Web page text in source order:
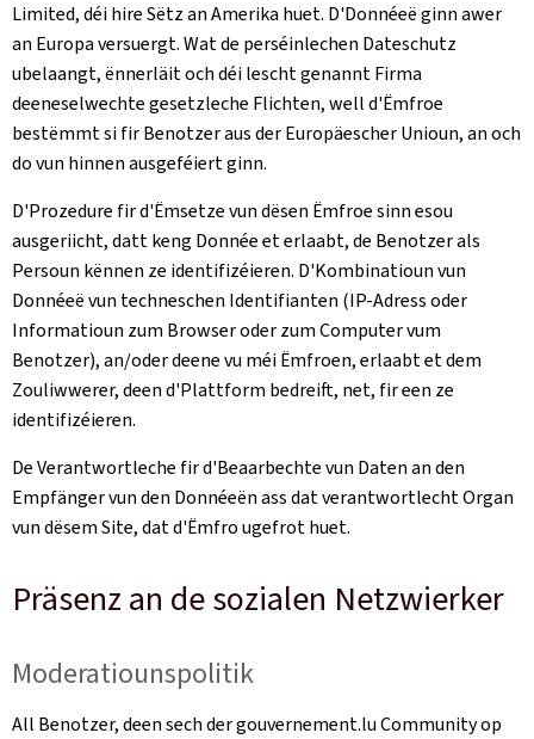
Limited, déi hire Sëtz an Amerika huet. D'Donnéeë ginn awer
an Europa versuergt. Wat de perséinlechen Dateschutz
ubelaangt, ënnerläit och déi lescht genannt Firma
deeneselwechte gesetzleche Flichten, well d'Ëmfroe
bestëmmt si fir Benotzer aus der Europäescher Unioun, an och
do vun hinnen ausgeféiert ginn.
D'Prozedure fir d'Ëmsetze vun dësen Ëmfroe sinn esou
ausgeriicht, datt keng Donnée et erlaabt, de Benotzer als
Persoun kënnen ze identifizéieren. D'Kombinatioun vun
Donnéeë vun techneschen Identifianten (IP-Adress oder
Informatioun zum Browser oder zum Computer vum
Benotzer), an/oder deene vu méi Ëmfroen, erlaabt et dem
Zouliwwerer, deen d'Plattform bedreift, net, fir een ze
identifizéieren.
De Verantwortleche fir d'Beaarbechte vun Daten an den
Empfänger vun den Donnéeën ass dat verantwortlecht Organ
vun dësem Site, dat d'Ëmfro ugefrot huet.
Präsenz an de sozialen Netzwierker
Moderatiounspolitik
All Benotzer, deen sech der gouvernement.lu Community op